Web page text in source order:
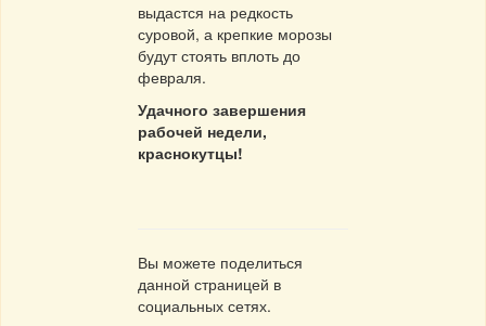
выдастся на редкость
суровой, а крепкие морозы
будут стоять вплоть до
февраля.
Удачного завершения
рабочей недели,
краснокутцы!
Вы можете поделиться
данной страницей в
социальных сетях.